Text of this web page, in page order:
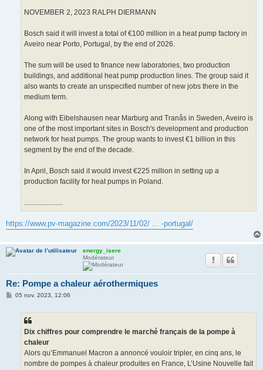
NOVEMBER 2, 2023 RALPH DIERMANN
Bosch said it will invest a total of €100 million in a heat pump factory in
Aveiro near Porto, Portugal, by the end of 2026.
The sum will be used to finance new laboratories, two production
buildings, and additional heat pump production lines. The group said it
also wants to create an unspecified number of new jobs there in the
medium term.
Along with Eibelshausen near Marburg and Tranås in Sweden, Aveiro is
one of the most important sites in Bosch's development and production
network for heat pumps. The group wants to invest €1 billion in this
segment by the end of the decade.
In April, Bosch said it would invest €225 million in setting up a
production facility for heat pumps in Poland.
......................
https://www.pv-magazine.com/2023/11/02/ ... -portugal/
energy_isere
Modérateur
Re: Pompe a chaleur aérothermiques
M05 nov. 2023, 12:06
Dix chiffres pour comprendre le marché français de la pompe à
chaleur
Alors qu’Emmanuel Macron a annoncé vouloir tripler, en cinq ans, le
nombre de pompes à chaleur produites en France, L’Usine Nouvelle fait